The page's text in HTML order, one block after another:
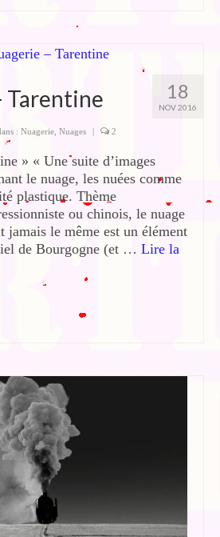
18
NOV 2016
Tarentine
: Nuagerie Nuages 2
» « Une suite d’images
le nuage, les nuées comme
plastique. Thème
ou chinois, le nuage
jamais le même est un élément
de Bourgogne (et … Lire la